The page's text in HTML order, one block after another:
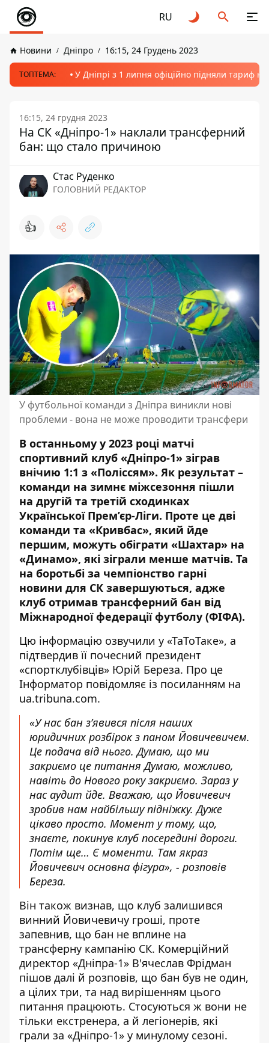
RU
Новини Дніпро 16:15, 24 Грудень 2023
ТОПТЕМА: У Дніпрі з 1 липня офіційно підняли тариф
16:15, 24 грудня 2023
На СК «Дніпро-1» наклали трансферний
бан: що стало причиною
Стас Руденко
ГОЛОВНИЙ РЕДАКТОР
👍
У футбольної команди з Дніпра виникли нові
проблеми - вона не може проводити трансфери
В останньому у 2023 році матчі
спортивний клуб «Дніпро-1» зіграв
внічию 1:1 з «Поліссям». Як результат –
команди на зимнє міжсезоння пішли
на другій та третій сходинках
Української Прем’єр-Ліги. Проте це дві
команди та «Кривбас», який йде
першим, можуть обіграти «Шахтар» на
«Динамо», які зіграли менше матчів. Та
на боротьбі за чемпіонство гарні
новини для СК завершуються, адже
клуб отримав трансферний бан від
Міжнародної федерації футболу (ФІФА).
Цю інформацію озвучили у «ТаТоТаке», а
підтвердив її почесний президент
«спортклубівців» Юрій Береза. Про це
Інформатор повідомляє із посиланням на
ua.tribuna.com.
«У нас бан з’явився після наших
юридичних розбірок з паном Йовичевичем.
Це подача від нього. Думаю, що ми
закриємо це питання Думаю, можливо,
навіть до Нового року закриємо. Зараз у
нас аудит йде. Вважаю, що Йовичевич
зробив нам найбільшу підніжку. Дуже
цікаво просто. Момент у тому, що,
знаєте, покинув клуб посередині дороги.
Потім ще… Є моменти. Там якраз
Йовичевич основна фігура», - розповів
Береза.
Він також визнав, що клуб залишився
винний Йовичевичу гроші, проте
запевнив, що бан не вплине на
трансферну кампанію СК. Комерційний
директор «Дніпра-1» В'ячеслав Фрідман
пішов далі й розповів, що бан був не один,
а цілих три, та над вирішенням цього
питання працюють. Стосуються ж вони не
тільки екстренера, а й легіонерів, які
грали за «Дніпро-1» у минулому сезоні.